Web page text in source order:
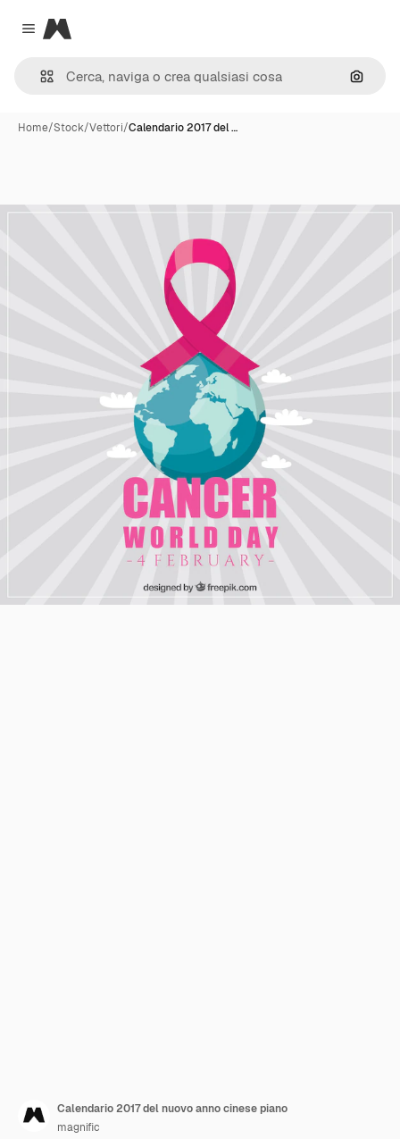
Close menu
Magnific
Cerca
Home/Stock/Vettori/Calendario 2017 del …
Calendario 2017 del nuovo anno cinese piano
magnific